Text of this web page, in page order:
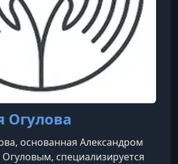
Огулова
основанная Александром
специализируется